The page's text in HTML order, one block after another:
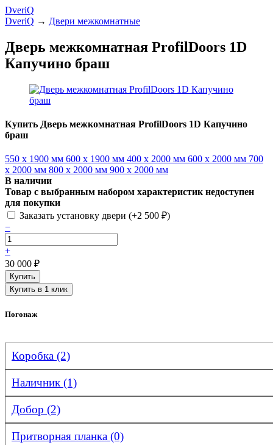
DveriQ
DveriQ → Двери межкомнатные
Дверь межкомнатная ProfilDoors 1D
Капучино браш
Купить Дверь межкомнатная ProfilDoors 1D Капучино
браш
550 x 1900 мм 600 x 1900 мм 400 x 2000 мм 600 x 2000 мм 700
x 2000 мм 800 x 2000 мм 900 x 2000 мм
В наличии
Товар с выбранным набором характеристик недоступен
для покупки
Заказать установку двери (+2 500 ₽)
−
+
30 000 ₽
Погонаж
Коробка (2)
Наличник (1)
Добор (2)
Притворная планка (0)